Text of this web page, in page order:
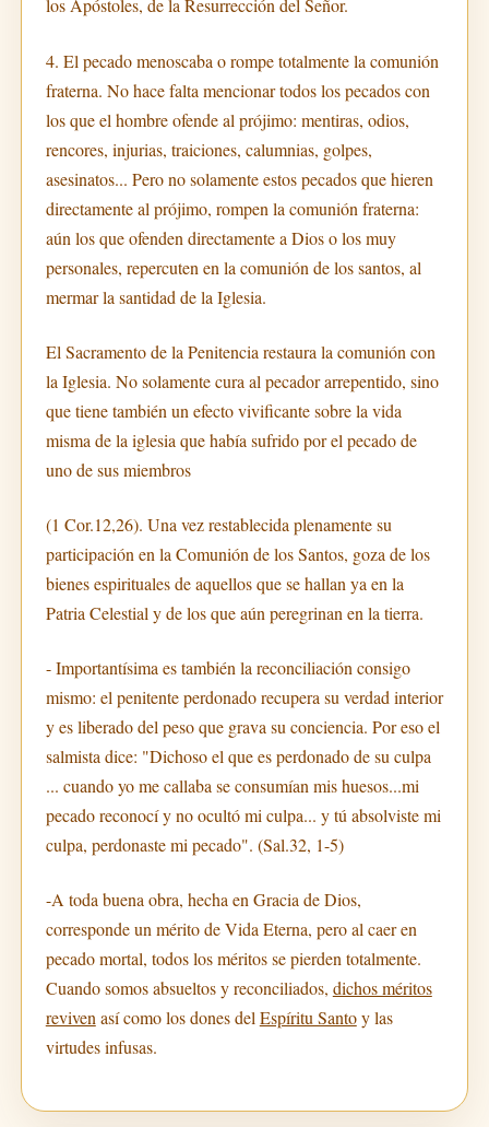
los Apóstoles, de la Resurrección del Señor.
4. El pecado menoscaba o rompe totalmente la comunión
fraterna. No hace falta mencionar todos los pecados con
los que el hombre ofende al prójimo: mentiras, odios,
rencores, injurias, traiciones, calumnias, golpes,
asesinatos... Pero no solamente estos pecados que hieren
directamente al prójimo, rompen la comunión fraterna:
aún los que ofenden directamente a Dios o los muy
personales, repercuten en la comunión de los santos, al
mermar la santidad de la Iglesia.
El Sacramento de la Penitencia restaura la comunión con
la Iglesia. No solamente cura al pecador arrepentido, sino
que tiene también un efecto vivificante sobre la vida
misma de la iglesia que había sufrido por el pecado de
uno de sus miembros
(1 Cor.12,26). Una vez restablecida plenamente su
participación en la Comunión de los Santos, goza de los
bienes espirituales de aquellos que se hallan ya en la
Patria Celestial y de los que aún peregrinan en la tierra.
- Importantísima es también la reconciliación consigo
mismo: el penitente perdonado recupera su verdad interior
y es liberado del peso que grava su conciencia. Por eso el
salmista dice: "Dichoso el que es perdonado de su culpa
... cuando yo me callaba se consumían mis huesos...mi
pecado reconocí y no ocultó mi culpa... y tú absolviste mi
culpa, perdonaste mi pecado". (Sal.32, 1-5)
-A toda buena obra, hecha en Gracia de Dios,
corresponde un mérito de Vida Eterna, pero al caer en
pecado mortal, todos los méritos se pierden totalmente.
Cuando somos absueltos y reconciliados, dichos méritos
revivenasí como los dones delEspíritu Santoy las
virtudes infusas.